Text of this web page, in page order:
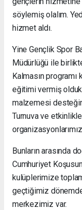
söylemiş olalım.
hizmet aldı.
Yine Gençlik Spor
Müdürlüğü ile
Kalmasın
eğitimi vermiş
malzemesi
Turnuva ve
Bunların arasında
Cumhuriyet
kulüplerimize
geçtiğimiz
merkezimiz var.